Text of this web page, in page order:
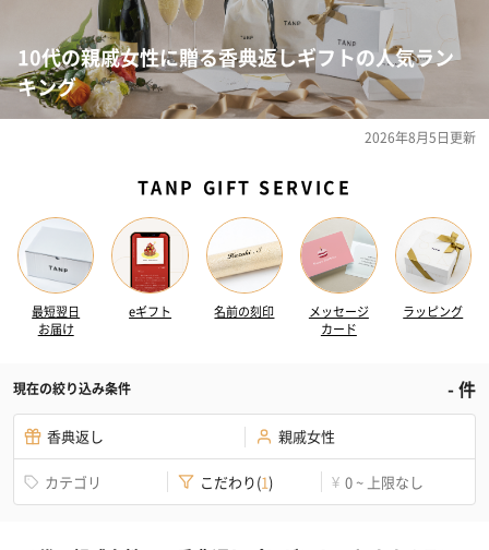
10代の親戚女性に贈る香典返しギフトの人気ラン
キング
2026年8月5日更新
TANP GIFT SERVICE
最短翌日
お届け
eギフト 名前の刻印
メッセージ
カード
ラッピング
現在の絞り込み条件 -件
香典返し 親戚女性
カテゴリ こだわり(1) ¥ 0 ~ 上限なし